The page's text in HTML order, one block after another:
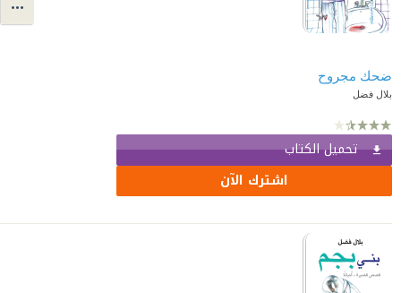
ضحك مجروح
بلال فضل
تحميل الكتاب
اشترك الآن